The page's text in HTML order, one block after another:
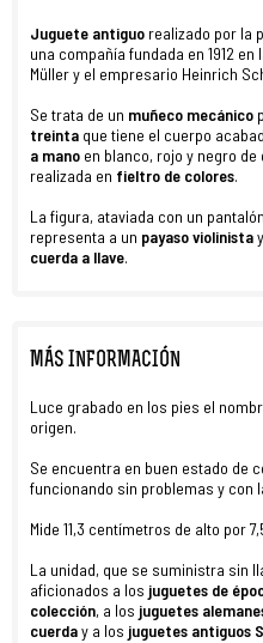
Juguete antiguo realizado por la
una compañía fundada en 1912
Müller y el empresario Heinrich
Se trata de un muñeco mecánico
treinta que tiene el cuerpo
a mano en blanco, rojo y negro
realizada en fieltro de colores.
La figura, ataviada con un
representa a un payaso violinista
cuerda a llave.
MÁS INFORMACIÓN
Luce grabado en los pies el
origen.
Se encuentra en buen estado de
funcionando sin problemas y con
Mide 11,3 centímetros de alto por
La unidad, que se suministra sin
aficionados a los juguetes de
colección, a los juguetes
cuerday a los juguetes antiguos